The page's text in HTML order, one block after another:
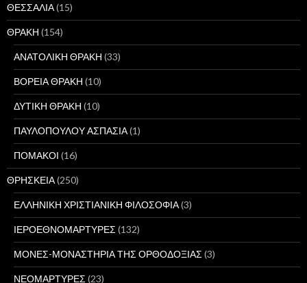
ΘΕΣΣΑΛΙΑ(15)
ΘΡΑΚΗ (154)
ΑΝΑΤΟΛΙΚΗ ΘΡΑΚΗ (33)
ΒΟΡΕΙΑ ΘΡΑΚΗ (10)
ΔΥΤΙΚΗ ΘΡΑΚΗ (10)
ΠΑΥΛΟΠΟΥΛΟΥ ΑΣΠΑΣΙΑ(1)
ΠΟΜΑΚΟΙ (16)
ΘΡΗΣΚΕΙΑ(250)
ΕΛΛΗΝΙΚΗ ΧΡΙΣΤΙΑΝΙΚΗ ΦΙΛΟΣΟΦΙΑ(3)
ΙΕΡΟΕΘΝΟΜΑΡΤΥΡΕΣ (132)
ΜΟΝΕΣ-ΜΟΝΑΣΤΗΡΙΑ ΤΗΣ ΟΡΘΟΔΟΞΙΑΣ (3)
ΝΕΟΜΑΡΤΥΡΕΣ (23)